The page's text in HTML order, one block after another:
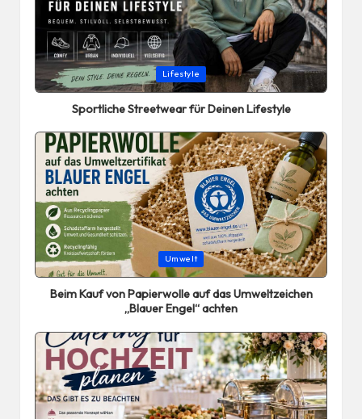
Posted
in
Lifestyle
Sportliche Streetwear für Deinen Lifestyle
Posted
in
Umwelt
Beim Kauf von Papierwolle auf das Umweltzeichen
„Blauer Engel“ achten